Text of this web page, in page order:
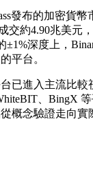
發布的加密貨
交約4.90兆美
±1%深度上，
平台。
已進入主流比較
、BingX
概念驗證走向實